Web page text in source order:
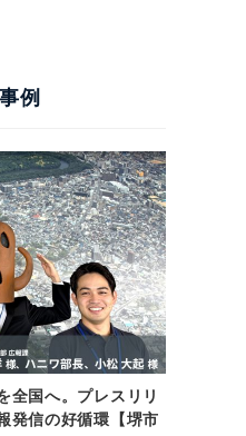
例
全国へ。プレスリリ
発信の好循環【堺市